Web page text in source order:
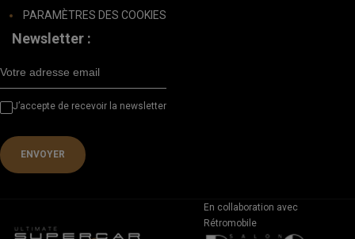
M'INSCRIRE POUR 2027
PARAMÈTRES DES COOKIES
Newsletter :
J’accepte de recevoir la newsletter
En collaboration avec
Rétromobile